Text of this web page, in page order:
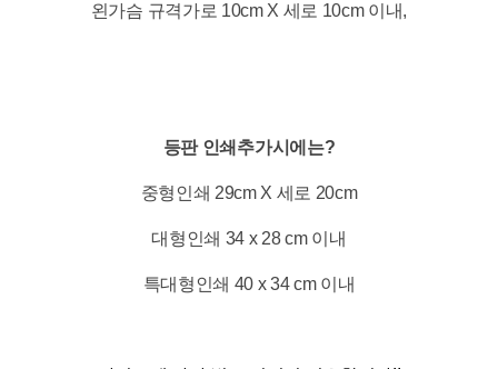
왼가슴 규격가로 10cm X 세로 10cm 이내,
등판 인쇄추가시에는?
중형인쇄 29cm X 세로 20cm
대형인쇄 34 x 28 cm 이내
특대형인쇄 40 x 34 cm 이내